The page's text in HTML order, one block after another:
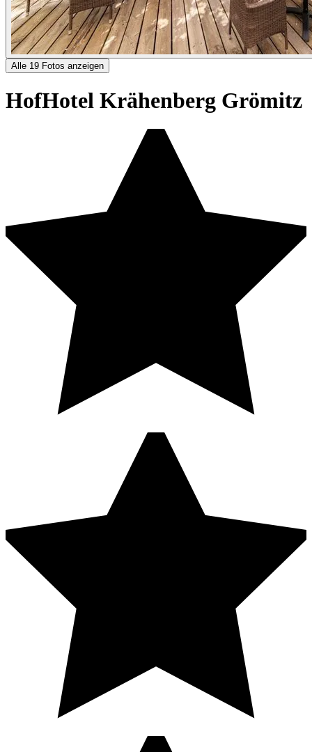
Alle 19 Fotos anzeigen
HofHotel Krähenberg Grömitz